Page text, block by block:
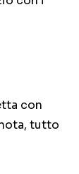
con
tutto